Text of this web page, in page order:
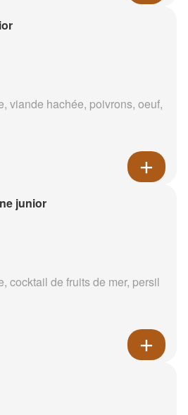
viande hachée, poivrons, oeuf,
junior
cocktail de fruits de mer, persil